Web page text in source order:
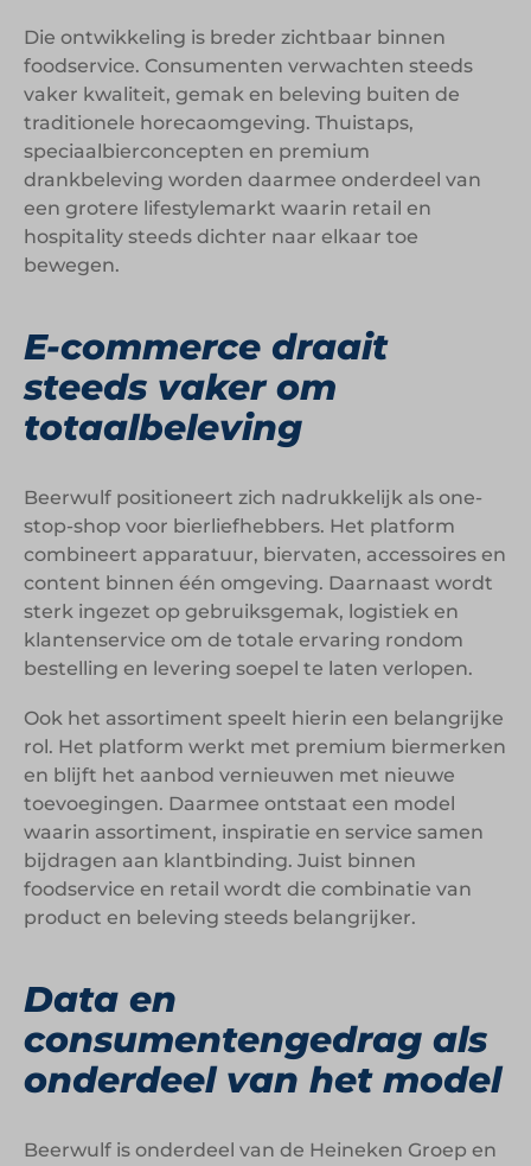
Die ontwikkeling is breder zichtbaar binnen
foodservice. Consumenten verwachten steeds
vaker kwaliteit, gemak en beleving buiten de
traditionele horecaomgeving. Thuistaps,
speciaalbierconcepten en premium
drankbeleving worden daarmee onderdeel van
een grotere lifestylemarkt waarin retail en
hospitality steeds dichter naar elkaar toe
bewegen.
E-commerce draait
steeds vaker om
totaalbeleving
Beerwulf positioneert zich nadrukkelijk als one-
stop-shop voor bierliefhebbers. Het platform
combineert apparatuur, biervaten, accessoires en
content binnen één omgeving. Daarnaast wordt
sterk ingezet op gebruiksgemak, logistiek en
klantenservice om de totale ervaring rondom
bestelling en levering soepel te laten verlopen.
Ook het assortiment speelt hierin een belangrijke
rol. Het platform werkt met premium biermerken
en blijft het aanbod vernieuwen met nieuwe
toevoegingen. Daarmee ontstaat een model
waarin assortiment, inspiratie en service samen
bijdragen aan klantbinding. Juist binnen
foodservice en retail wordt die combinatie van
product en beleving steeds belangrijker.
Data en
consumentengedrag als
onderdeel van het model
Beerwulf is onderdeel van de Heineken Groep en